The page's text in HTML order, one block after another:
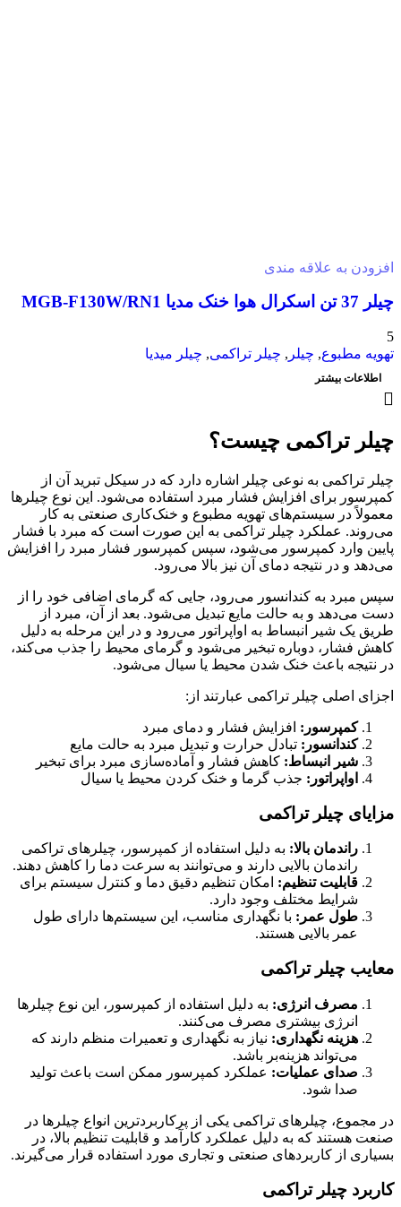
افزودن به علاقه مندی
چیلر 37 تن اسکرال هوا خنک مدیا MGB-F130W/RN1
5
تهویه مطبوع, چیلر , چیلر تراکمی, چیلر میدیا
اطلاعات بیشتر
چیلر تراکمی چیست؟
چیلر تراکمی به نوعی چیلر اشاره دارد که در سیکل تبرید آن از
کمپرسور برای افزایش فشار مبرد استفاده می‌شود. این نوع چیلرها
معمولاً در سیستم‌های تهویه مطبوع و خنک‌کاری صنعتی به کار
می‌روند. عملکرد چیلر تراکمی به این صورت است که مبرد با فشار
پایین وارد کمپرسور می‌شود، سپس کمپرسور فشار مبرد را افزایش
می‌دهد و در نتیجه دمای آن نیز بالا می‌رود.
سپس مبرد به کندانسور می‌رود، جایی که گرمای اضافی خود را از
دست می‌دهد و به حالت مایع تبدیل می‌شود. بعد از آن، مبرد از
طریق یک شیر انبساط به اواپراتور می‌رود و در این مرحله به دلیل
کاهش فشار، دوباره تبخیر می‌شود و گرمای محیط را جذب می‌کند،
در نتیجه باعث خنک شدن محیط یا سیال می‌شود.
اجزای اصلی چیلر تراکمی عبارتند از:
کمپرسور: افزایش فشار و دمای مبرد
کندانسور: تبادل حرارت و تبدیل مبرد به حالت مایع
شیر انبساط: کاهش فشار و آماده‌سازی مبرد برای تبخیر
اواپراتور: جذب گرما و خنک کردن محیط یا سیال
مزایای چیلر تراکمی
راندمان بالا: به دلیل استفاده از کمپرسور، چیلرهای تراکمی
راندمان بالایی دارند و می‌توانند به سرعت دما را کاهش دهند.
قابلیت تنظیم: امکان تنظیم دقیق دما و کنترل سیستم برای
شرایط مختلف وجود دارد.
طول عمر: با نگهداری مناسب، این سیستم‌ها دارای طول
عمر بالایی هستند.
معایب چیلر تراکمی
مصرف انرژی: به دلیل استفاده از کمپرسور، این نوع چیلرها
انرژی بیشتری مصرف می‌کنند.
هزینه نگهداری: نیاز به نگهداری و تعمیرات منظم دارند که
می‌تواند هزینه‌بر باشد.
صدای عملیات: عملکرد کمپرسور ممکن است باعث تولید
صدا شود.
در مجموع، چیلرهای تراکمی یکی از پرکاربردترین انواع چیلرها در
صنعت هستند که به دلیل عملکرد کارآمد و قابلیت تنظیم بالا، در
بسیاری از کاربردهای صنعتی و تجاری مورد استفاده قرار می‌گیرند.
کاربرد چیلر تراکمی